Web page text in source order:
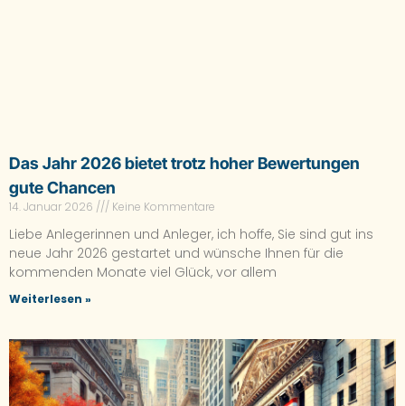
Das Jahr 2026 bietet trotz hoher Bewertungen
gute Chancen
14. Januar 2026 Keine Kommentare
Liebe Anlegerinnen und Anleger, ich hoffe, Sie sind gut ins
neue Jahr 2026 gestartet und wünsche Ihnen für die
kommenden Monate viel Glück, vor allem
Weiterlesen »